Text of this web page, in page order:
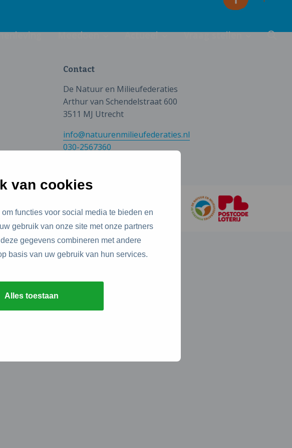
van cookies
functies voor social media te bieden en
gebruik van onze site met onze partners
gegevens combineren met andere
basis van uw gebruik van hun services.
Alles toestaan
Meedoen Actueel Vraag stellen
Contact
De Natuur en Milieufederaties
Arthur van Schendelstraat 600
3511 MJ Utrecht
info@natuurenmilieufederaties.nl
030-2567360